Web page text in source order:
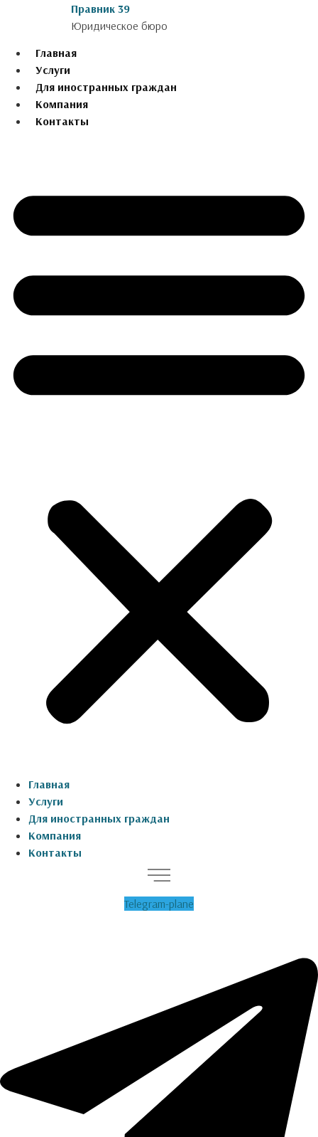
Правник 39
Юридическое бюро
Главная
Услуги
Для иностранных граждан
Компания
Контакты
Главная
Услуги
Для иностранных граждан
Компания
Контакты
Telegram-plane